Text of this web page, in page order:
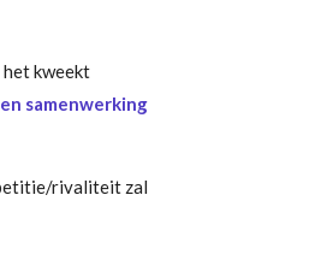
het kweekt
samenwerking
rivaliteit zal